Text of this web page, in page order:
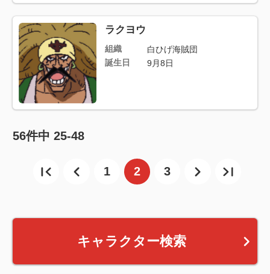
ラクヨウ
組織
白ひげ海賊団
誕生日
9月8日
56件中 25-48
1 2 3
キャラクター検索